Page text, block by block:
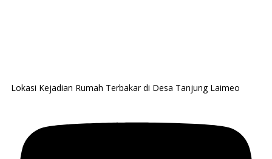
Lokasi Kejadian Rumah Terbakar di Desa Tanjung Laimeo